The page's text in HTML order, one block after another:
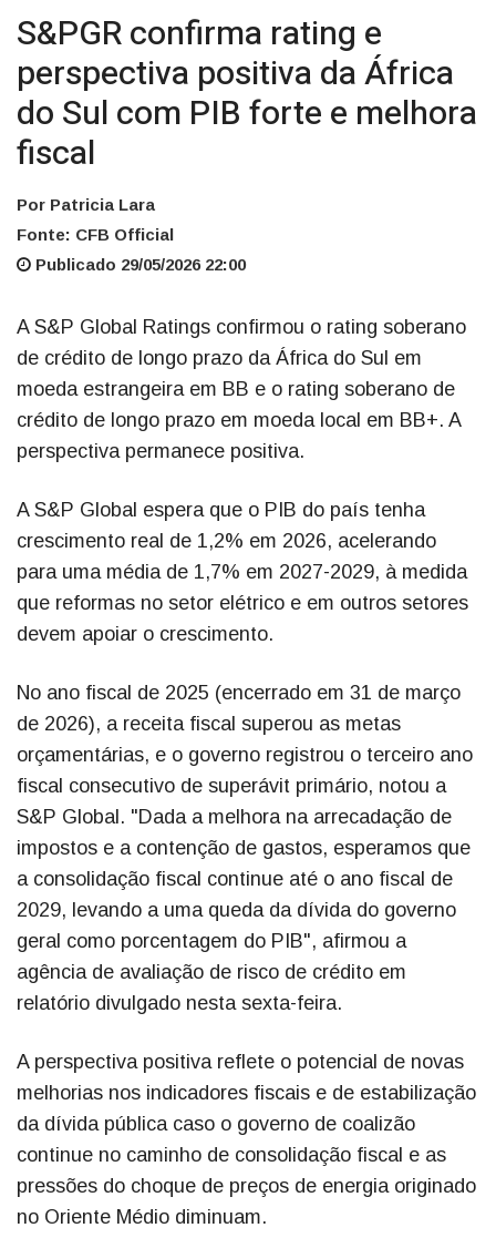
S&PGR confirma rating e
perspectiva positiva da África
do Sul com PIB forte e melhora
fiscal
Por Patricia Lara
Fonte: CFB Official
Publicado 29/05/2026 22:00
A S&P Global Ratings confirmou o rating soberano
de crédito de longo prazo da África do Sul em
moeda estrangeira em BB e o rating soberano de
crédito de longo prazo em moeda local em BB+. A
perspectiva permanece positiva.
A S&P Global espera que o PIB do país tenha
crescimento real de 1,2% em 2026, acelerando
para uma média de 1,7% em 2027-2029, à medida
que reformas no setor elétrico e em outros setores
devem apoiar o crescimento.
No ano fiscal de 2025 (encerrado em 31 de março
de 2026), a receita fiscal superou as metas
orçamentárias, e o governo registrou o terceiro ano
fiscal consecutivo de superávit primário, notou a
S&P Global. "Dada a melhora na arrecadação de
impostos e a contenção de gastos, esperamos que
a consolidação fiscal continue até o ano fiscal de
2029, levando a uma queda da dívida do governo
geral como porcentagem do PIB", afirmou a
agência de avaliação de risco de crédito em
relatório divulgado nesta sexta-feira.
A perspectiva positiva reflete o potencial de novas
melhorias nos indicadores fiscais e de estabilização
da dívida pública caso o governo de coalizão
continue no caminho de consolidação fiscal e as
pressões do choque de preços de energia originado
no Oriente Médio diminuam.